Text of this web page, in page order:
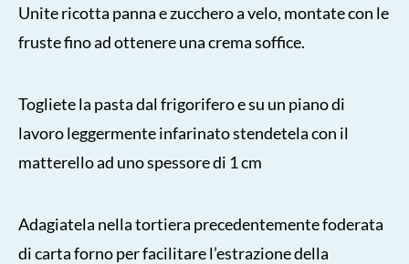
Unite ricotta panna e zucchero a velo, montate con le
fruste fino ad ottenere una crema soffice.
Togliete la pasta dal frigorifero e su un piano di
lavoro leggermente infarinato stendetela con il
matterello ad uno spessore di 1 cm
Adagiatela nella tortiera precedentemente foderata
di carta forno per facilitare l’estrazione della